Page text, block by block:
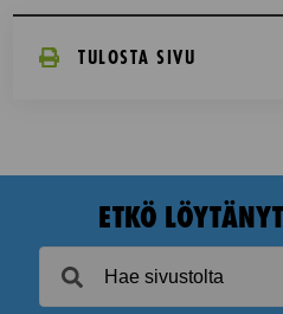
TULOSTA SIVU
ETKÖ